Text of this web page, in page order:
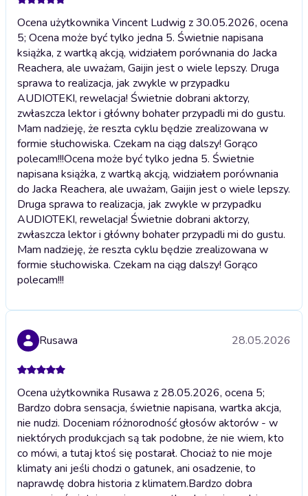
Ocena użytkownika Vincent Ludwig z 30.05.2026, ocena
5; Ocena może być tylko jedna 5. Świetnie napisana
książka, z wartką akcją, widziałem porównania do Jacka
Reachera, ale uważam, Gaijin jest o wiele lepszy. Druga
sprawa to realizacja, jak zwykle w przypadku
AUDIOTEKI, rewelacja! Świetnie dobrani aktorzy,
zwłaszcza lektor i główny bohater przypadli mi do gustu.
Mam nadzieję, że reszta cyklu będzie zrealizowana w
formie słuchowiska. Czekam na ciąg dalszy! Gorąco
polecam!!!Ocena może być tylko jedna 5. Świetnie
napisana książka, z wartką akcją, widziałem porównania
do Jacka Reachera, ale uważam, Gaijin jest o wiele lepszy.
Druga sprawa to realizacja, jak zwykle w przypadku
AUDIOTEKI, rewelacja! Świetnie dobrani aktorzy,
zwłaszcza lektor i główny bohater przypadli mi do gustu.
Mam nadzieję, że reszta cyklu będzie zrealizowana w
formie słuchowiska. Czekam na ciąg dalszy! Gorąco
polecam!!!
Rusawa 28.05.2026
Ocena użytkownika Rusawa z 28.05.2026, ocena 5;
Bardzo dobra sensacja, świetnie napisana, wartka akcja,
nie nudzi. Doceniam różnorodność głosów aktorów - w
niektórych produkcjach są tak podobne, że nie wiem, kto
co mówi, a tutaj ktoś się postarał. Chociaż to nie moje
klimaty ani jeśli chodzi o gatunek, ani osadzenie, to
naprawdę dobra historia z klimatem.Bardzo dobra